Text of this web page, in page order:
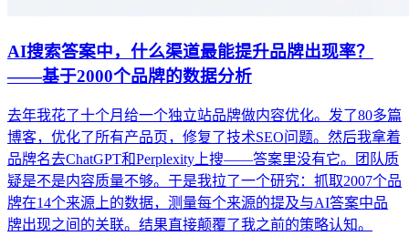
AI搜索答案中，什么渠道最能提升品牌出现率？
——基于2000个品牌的数据分析
去年我花了十个月给一个独立站品牌做内容优化。发了80多篇
博客，优化了所有产品页，修复了技术SEO问题。然后我拿着
品牌名去ChatGPT和Perplexity上搜——答案里没有它。团队质
疑是不是内容质量不够。于是我拉了一个研究：抓取2007个品
牌在14个来源上的数据，测量每个来源的提及与AI答案中品
牌出现之间的关联。结果直接颠覆了我之前的策略认知。